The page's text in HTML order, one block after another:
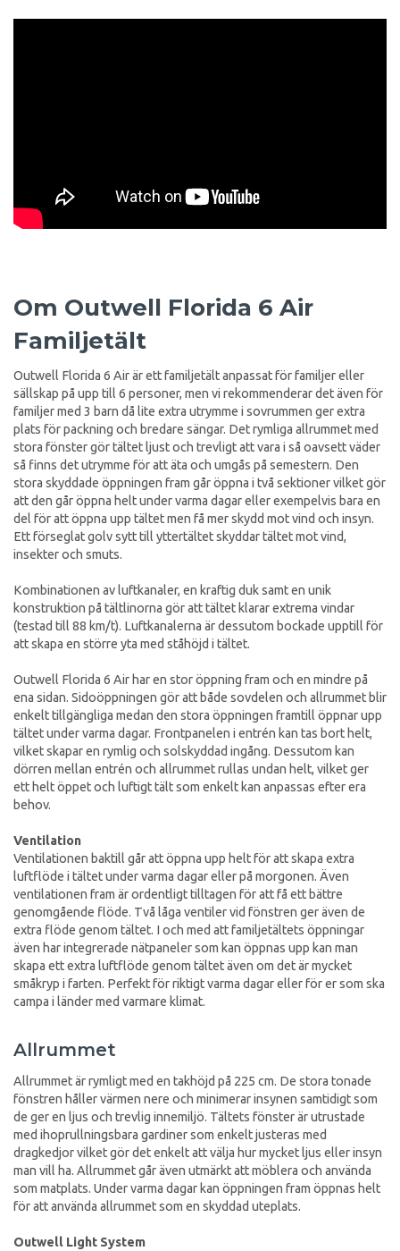
Om Outwell Florida 6 Air
Familjetält
Outwell Florida 6 Air är ett familjetält anpassat för familjer eller
sällskap på upp till 6 personer, men vi rekommenderar det även för
familjer med 3 barn då lite extra utrymme i sovrummen ger extra
plats för packning och bredare sängar. Det rymliga allrummet med
stora fönster gör tältet ljust och trevligt att vara i så oavsett väder
så finns det utrymme för att äta och umgås på semestern. Den
stora skyddade öppningen fram går öppna i två sektioner vilket gör
att den går öppna helt under varma dagar eller exempelvis bara en
del för att öppna upp tältet men få mer skydd mot vind och insyn.
Ett förseglat golv sytt till yttertältet skyddar tältet mot vind,
insekter och smuts.
Kombinationen av luftkanaler, en kraftig duk samt en unik
konstruktion på tältlinorna gör att tältet klarar extrema vindar
(testad till 88 km/t). Luftkanalerna är dessutom bockade upptill för
att skapa en större yta med ståhöjd i tältet.
Outwell Florida 6 Air har en stor öppning fram och en mindre på
ena sidan. Sidoöppningen gör att både sovdelen och allrummet blir
enkelt tillgängliga medan den stora öppningen framtill öppnar upp
tältet under varma dagar. Frontpanelen i entrén kan tas bort helt,
vilket skapar en rymlig och solskyddad ingång. Dessutom kan
dörren mellan entrén och allrummet rullas undan helt, vilket ger
ett helt öppet och luftigt tält som enkelt kan anpassas efter era
behov.
Ventilation
Ventilationen baktill går att öppna upp helt för att skapa extra
luftflöde i tältet under varma dagar eller på morgonen. Även
ventilationen fram är ordentligt tilltagen för att få ett bättre
genomgående flöde. Två låga ventiler vid fönstren ger även de
extra flöde genom tältet. I och med att familjetältets öppningar
även har integrerade nätpaneler som kan öppnas upp kan man
skapa ett extra luftflöde genom tältet även om det är mycket
småkryp i farten. Perfekt för riktigt varma dagar eller för er som ska
campa i länder med varmare klimat.
Allrummet
Allrummet är rymligt med en takhöjd på 225 cm. De stora tonade
fönstren håller värmen nere och minimerar insynen samtidigt som
de ger en ljus och trevlig innemiljö. Tältets fönster är utrustade
med ihoprullningsbara gardiner som enkelt justeras med
dragkedjor vilket gör det enkelt att välja hur mycket ljus eller insyn
man vill ha. Allrummet går även utmärkt att möblera och använda
som matplats. Under varma dagar kan öppningen fram öppnas helt
för att använda allrummet som en skyddad uteplats.
Outwell Light System